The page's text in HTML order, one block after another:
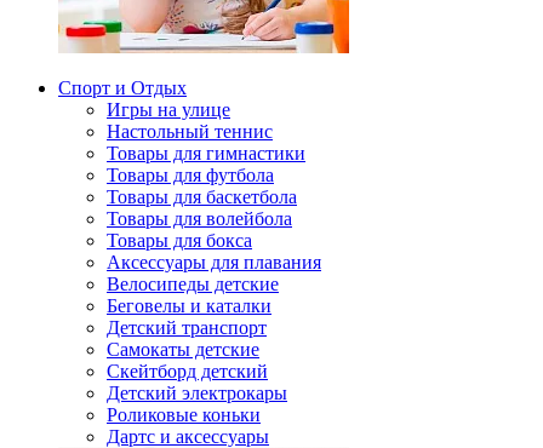
Спорт и Отдых
Игры на улице
Настольный теннис
Товары для гимнастики
Товары для футбола
Товары для баскетбола
Товары для волейбола
Товары для бокса
Аксессуары для плавания
Велосипеды детские
Беговелы и каталки
Детский транспорт
Самокаты детские
Скейтборд детский
Детский электрокары
Роликовые коньки
Дартс и аксессуары